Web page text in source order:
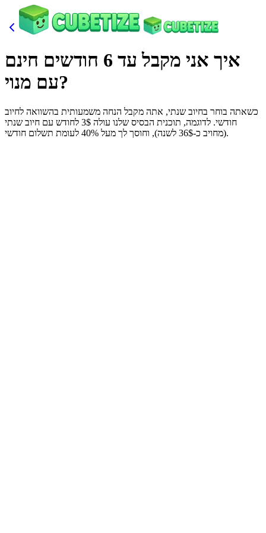
איך אני מקבל עד 6 חודשים חינם
עם מנוי?
כשאתה בוחר בחיוב שנתי, אתה מקבל הנחה משמעותית בהשוואה לחיוב
חודשי. לדוגמה, תוכנית הבסיס שלנו עולה 3$ לחודש עם חיוב שנתי
(מחויב כ-36$ לשנה), וחוסך לך מעל 40% לעומת תשלום חודשי.